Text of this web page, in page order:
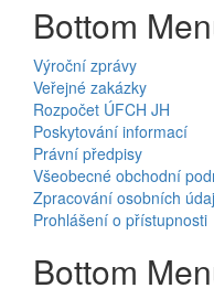
Bottom
Výroční zprávy
Veřejné zakázky
Rozpočet ÚFCH JH
Poskytování informací
Právní předpisy
Všeobecné obchodní
Zpracování osobních
Prohlášení o přístupnosti
Bottom